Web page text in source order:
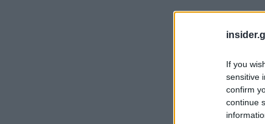
If you
sensitive
confirm
continue